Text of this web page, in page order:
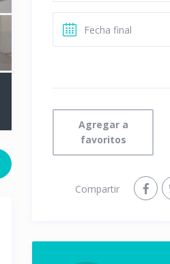
Agregar a
favoritos
Compartir